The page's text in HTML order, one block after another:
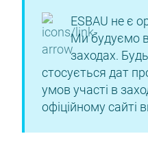
ESBAU не є
Ми будуємо
заходах.
стосується дат
умов участі в
офіційному сайті